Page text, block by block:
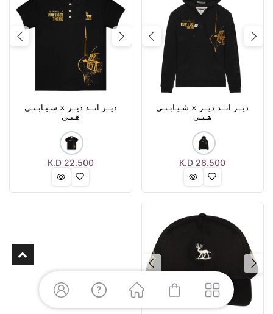
Previous
Next
ديــر انــد ديــر × شـيـابـنـي
هـنـي
28.500
Previous
ديــر انــد ديــر × شـيـابـنـي
هـنـي
22.500
K.D
Previous
Next